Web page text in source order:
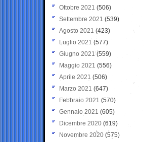
Ottobre 2021 (506)
Settembre 2021 (539)
Agosto 2021 (423)
Luglio 2021 (577)
Giugno 2021(559)
Maggio 2021 (556)
Aprile 2021 (506)
Marzo 2021 (647)
Febbraio 2021 (570)
Gennaio 2021 (605)
Dicembre 2020 (619)
Novembre 2020 (575)